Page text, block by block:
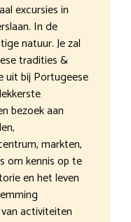
excursies in
In de
natuur. Je zal
tradities &
uit bij Portugeese
bezoek aan
markten,
om kennis op te
en het leven
activiteiten